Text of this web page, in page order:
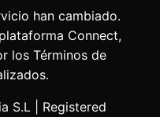
han cambiado.
Connect,
los Términos de
S.L | Registered